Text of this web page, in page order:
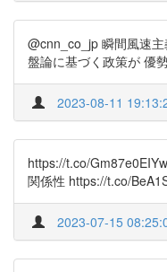
@cnn_co_jp 瞬間風速
盤論に基づく政策が 優
2023-08-11
https://t.co/
関係性 https://t.co/
2023-07-15